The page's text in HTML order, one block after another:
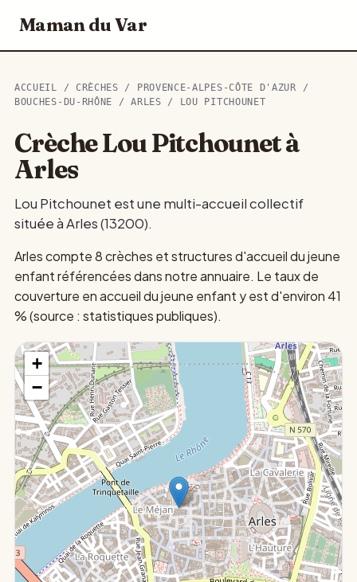
Maman du Var
ACCUEIL / CRÈCHES / PROVENCE-ALPES-CÔTE D'AZUR /
BOUCHES-DU-RHÔNE /ARLES / LOU PITCHOUNET
Crèche Lou Pitchounet à
Arles
Lou Pitchounet est une multi-accueil collectif
située à Arles (13200).
Arles compte 8 crèches et structures d'accueil du jeune
enfant référencées dans notre annuaire. Le taux de
couverture en accueil du jeune enfant y est d'environ 41
% (source : statistiques publiques).
+
−